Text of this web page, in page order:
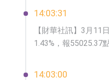
14:03:31
【財華社訊】3月11
1.43%，報55025.37點
14:03:00